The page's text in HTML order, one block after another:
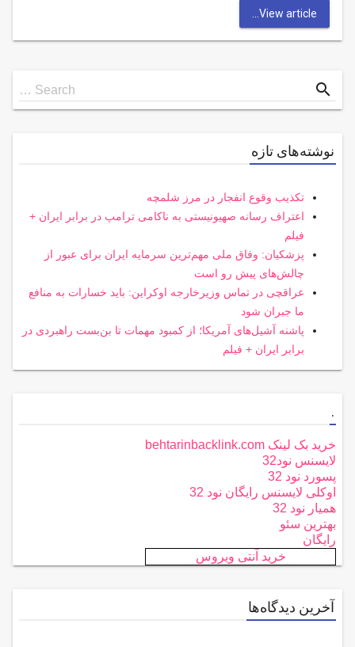
View article...
Search
for
Search … search
نوشته‌های تازه
تکذیب وقوع انفجار در مرز شلمچه
اعتراف رسانه صهیونیستی به ناکامی ترامپ در برابر ایران +
فیلم
پزشکیان: وفاق ملی مهم‌ترین سرمایه ایران برای عبور از
چالش‌های پیش رو است
عراقچی در تماس وزیرخارجه اوکراین: باید خسارات به منافع
ما جبران شود
پاشنه آشیل‌های آمریکا؛ از کمبود مهمات تا بن‌بست راهبردی در
برابر ایران + فیلم
.
خرید بک لینک behtarinbacklink.com
لایسنس نود32
پسورد نود 32
اوکلی لایسنس رایگان نود 32
همیار نود 32
بهترین سئو
رایگان
خرید آنتی ویروس
آخرین دیدگاه‌ها